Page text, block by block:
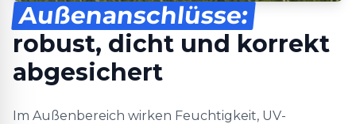
Außenanschlüsse:
robust, dicht und korrekt
abgesichert
Im Außenbereich wirken Feuchtigkeit, UV-